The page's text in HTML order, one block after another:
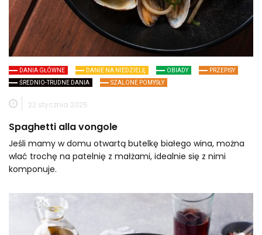
DANIA GŁÓWNE DANIE NA NIEDZIELĘ OBIADY
PRZEPISY
ŚREDNIO-TRUDNE DANIA
SZALONE POMYSŁY
22 stycznia 2025
Spaghetti alla vongole
Jeśli mamy w domu otwartą butelkę białego wina, można
wlać trochę na patelnię z małżami, idealnie się z nimi
komponuje.